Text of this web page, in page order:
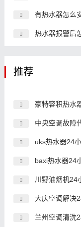
有热水器怎么
热水器报警后
推荐
豪特容积热水
中央空调故障
uks热水器24
baxi热水器24
川野油烟机24
大庆空调解决
兰州空调清洗